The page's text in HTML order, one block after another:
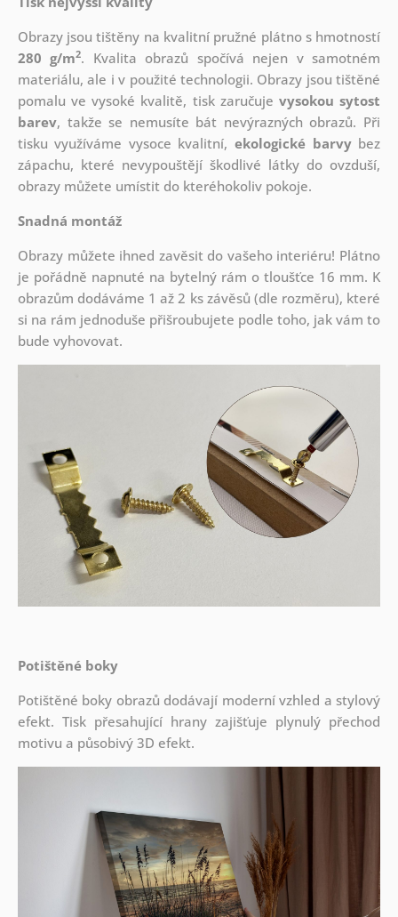
Obrazy jsou tištěny na kvalitní pružné plátno s hmotností
280 g/m2. Kvalita obrazů spočívá nejen v samotném
materiálu, ale i v použité technologii. Obrazy jsou tištěné
pomalu ve vysoké kvalitě, tisk zaručuje vysokou sytost
barev, takže se nemusíte bát nevýrazných obrazů. Při
tisku využíváme vysoce kvalitní,ekologické barvybez
zápachu, které nevypouštějí škodlivé látky do ovzduší,
obrazy můžete umístit do kteréhokoliv pokoje.
Snadná montáž
Obrazy můžete ihned zavěsit do vašeho interiéru! Plátno
je pořádně napnuté na bytelný rám o tloušťce 16 mm. K
obrazům dodáváme 1 až 2 ks závěsů (dle rozměru), které
si na rám jednoduše přišroubujete podle toho, jak vám to
bude vyhovovat.
Potištěné boky
Potištěné boky obrazů dodávají moderní vzhled a stylový
efekt. Tisk přesahující hrany zajišťuje plynulý přechod
motivu a působivý 3D efekt.